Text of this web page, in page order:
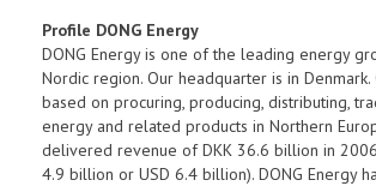
Profile DONG Energy
DONG Energy is one of the leading energy
Nordic region. Our headquarter is in Denmark.
based on procuring, producing, distributing,
energy and related products in Northern
delivered revenue of DKK 36.6 billion in
4.9 billion or USD 6.4 billion). DONG Energy